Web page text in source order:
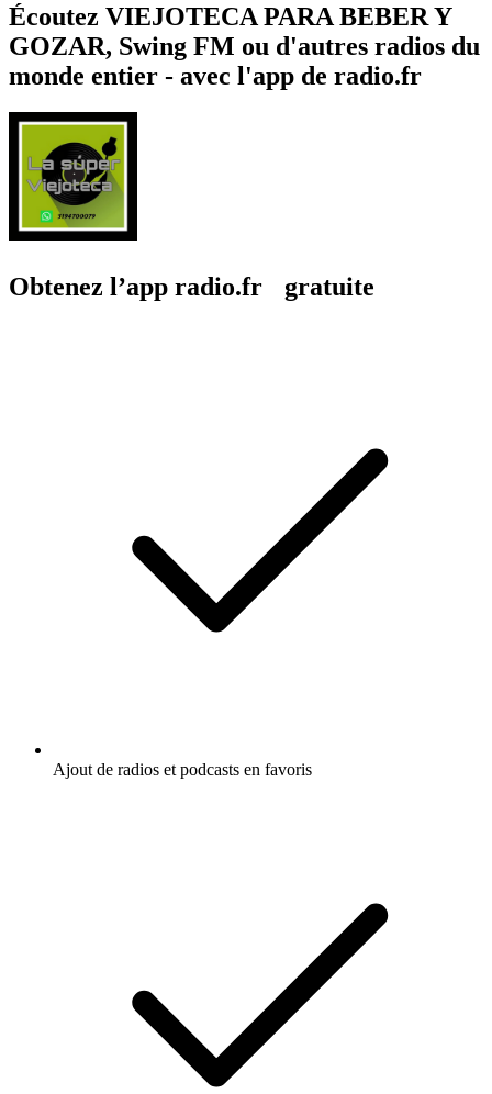
Écoutez VIEJOTECA PARA BEBER Y
GOZAR, Swing FM ou d'autres radios du
monde entier - avec l'app de radio.fr
Obtenez l’app radio.fr gratuite
Ajout de radios et podcasts en favoris